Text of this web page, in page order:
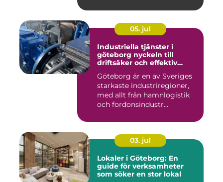
05. jul
Industriella tjänster i
göteborg nyckeln till
driftsäker och effektiv
Göteborg är en av Sveriges
starkaste industriregioner,
med allt från hamnlogistik
och fordonsindustr...
03. jul
Lokaler i Göteborg: En
guide för verksamheter
som söker en stor lokal